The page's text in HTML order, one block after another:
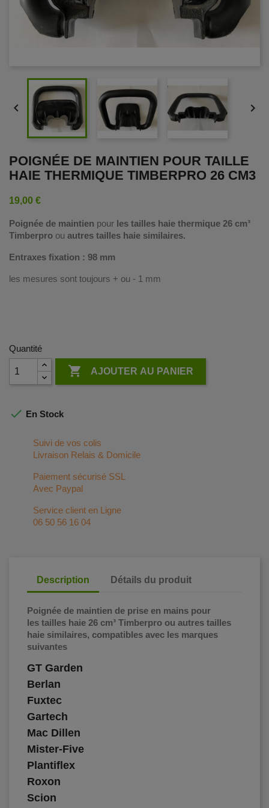
 
POIGNÉE DE MAINTIEN POUR TAILLE
HAIE THERMIQUE TIMBERPRO 26 CM3
19,00 €
Poignée de maintien pour les tailles haie thermique 26 cm³
Timberpro ou autres tailles haie similaires.
Entraxes fixation : 98 mm
les mesures sont toujours + ou - 1 mm
Quantité
 AJOUTER AU PANIER
 En Stock
Suivi de vos colis
Livraison Relais & Domicile
Paiement sécurisé SSL
Avec Paypal
Service client en Ligne
06 50 56 16 04
Description Détails du produit
Poignée de maintien de prise en mains pour
les tailles haie 26 cm³ Timberpro ou autres tailles
haie similaires, compatibles avec les marques
suivantes
GT Garden
Berlan
Fuxtec
Gartech
Mac Dillen
Mister-Five
Plantiflex
Roxon
Scion